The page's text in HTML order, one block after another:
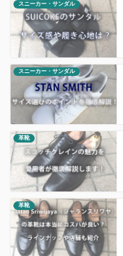
スニーカー・サンダル
スニーカー・サンダル
革靴
革靴